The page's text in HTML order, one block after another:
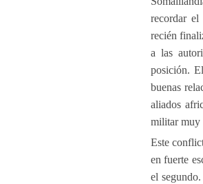
recordar el
recién
a las
posición.
buenas
aliados
militar muy
Este
en fuerte
el